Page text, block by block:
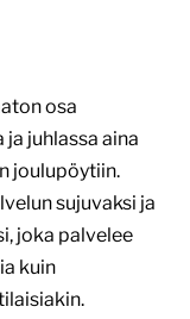
osa
juhlassa aina
joulupöytiin.
sujuvaksi ja
joka palvelee
kuin